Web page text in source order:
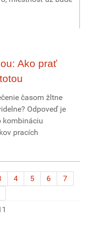
Ako prať
časom žltne
Odpoveď je
kombináciu
pracích
4 5 6
7